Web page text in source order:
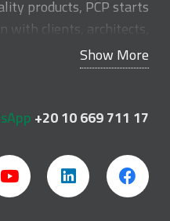
products, PCP starts
with clients, architects,
in the early stages of
develop a total solution
Show More
+20 10 669 711 17